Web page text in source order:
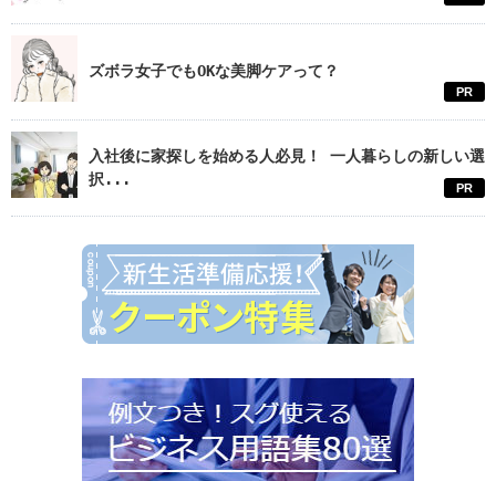
ズボラ女子でもOKな美脚ケアって？
PR
入社後に家探しを始める人必見！ 一人暮らしの新しい選
択...
PR